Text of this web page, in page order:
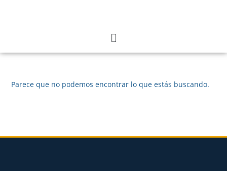
Parece que no podemos encontrar lo que estás buscando.